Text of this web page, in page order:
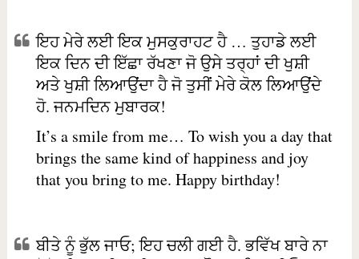
ਇਹ ਮੇਰੇ ਲਈ ਇਕ ਮੁਸਕੁਰਾਹਟ ਹੈ … ਤੁਹਾਡੇ ਲਈ
ਇਕ ਦਿਨ ਦੀ ਇੱਛਾ ਰੱਖਣਾ ਜੋ ਉਸੇ ਤਰ੍ਹਾਂ ਦੀ ਖੁਸ਼ੀ
ਅਤੇ ਖੁਸ਼ੀ ਲਿਆਉਂਦਾ ਹੈ ਜੋ ਤੁਸੀਂ ਮੇਰੇ ਕੋਲ ਲਿਆਉਂਦੇ
ਹੋ. ਜਨਮਦਿਨ ਮੁਬਾਰਕ!
It’s a smile from me… To wish you a day that
brings the same kind of happiness and joy
that you bring to me. Happy birthday!
ਬੀਤੇ ਨੂੰ ਭੁੱਲ ਜਾਓ; ਇਹ ਚਲੀ ਗਈ ਹੈ. ਭਵਿੱਖ ਬਾਰੇ ਨਾ